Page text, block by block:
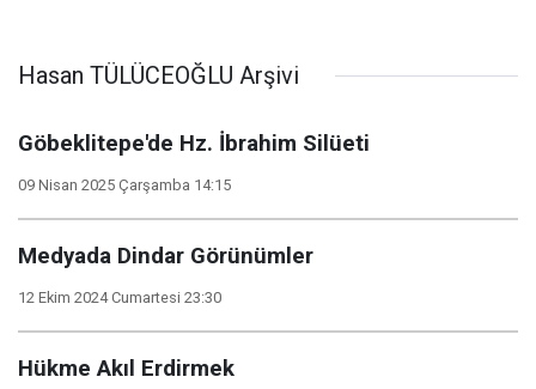
Hasan TÜLÜCEOĞLU Arşivi
Göbeklitepe'de Hz. İbrahim Silüeti
09 Nisan 2025 Çarşamba 14:15
Medyada Dindar Görünümler
12 Ekim 2024 Cumartesi 23:30
Hükme Akıl Erdirmek